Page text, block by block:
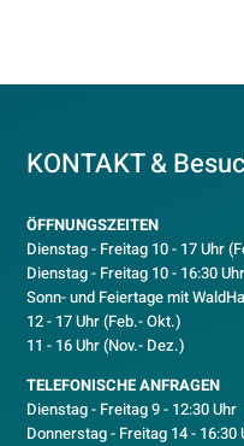
KONTAKT &
ÖFFNUNGSZEITEN
Dienstag - Freitag 10 - 17 Uhr
Dienstag - Freitag 10 - 16:30
Sonn- und Feiertage mit
12 - 17 Uhr (Feb.- Okt.)
11 - 16 Uhr (Nov.- Dez.)
TELEFONISCHE ANFRAGEN
Dienstag - Freitag 9 - 12:30 Uhr
Donnerstag - Freitag 14 - 16:30